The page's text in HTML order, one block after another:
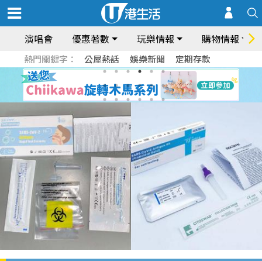
演唱會 優惠著數 玩樂情報 購物情報
熱門關鍵字： 公屋熱話 娛樂新聞 定期存款